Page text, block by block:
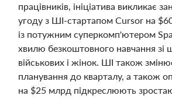
працівників, ініціатива викликає
угоду з ШІ-стартапом Cursor на
із потужним суперкомп'ютером
хвилю безкоштовного навчання зі
військових і жінок. ШІ також
планування до кварталу, а також
на $25 млрд підкреслюють